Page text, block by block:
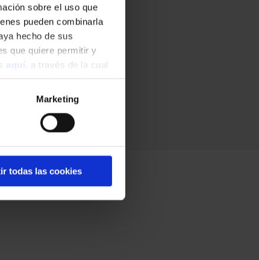
sobre el uso que
pueden combinarla
hecho de sus
que quiere permitir y
aquí
, a través de la cual
Marketing
todas las cookies